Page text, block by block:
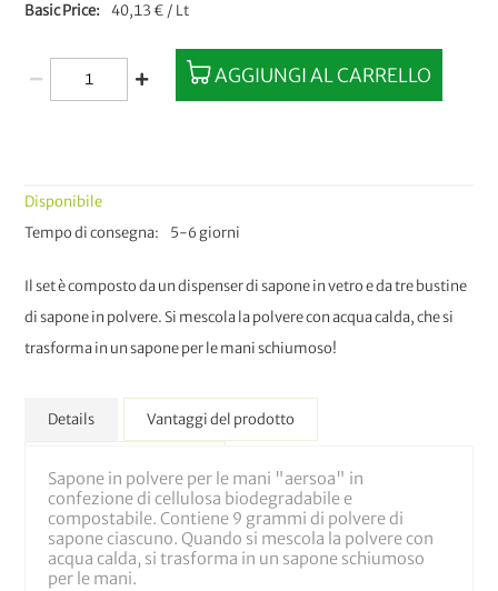
Il set è composto da un dispenser di sapone in vetro e da tre bustine
di sapone in polvere. Si mescola la polvere con acqua calda, che si
trasforma in un sapone per le mani schiumoso!
Disponibile
Tempo di consegna
5-6 giorni
Basic Price 40,13 € / Lt
AGGIUNGI AL CARRELLO
Details
Sapone in polvere per le mani "aersoa" in
confezione di cellulosa biodegradabile e
compostabile. Contiene 9 grammi di polvere di
sapone ciascuno. Quando si mescola la polvere con
acqua calda, si trasforma in un sapone schiumoso
per le mani.
Vantaggi del prodotto